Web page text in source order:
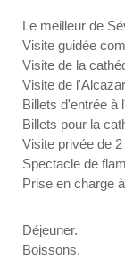
Le meilleur de
Visite guidée
Visite de la
Visite de
Billets d'entrée à
Billets pour la
Visite privée de
Spectacle de
Prise en charge
Déjeuner.
Boissons.